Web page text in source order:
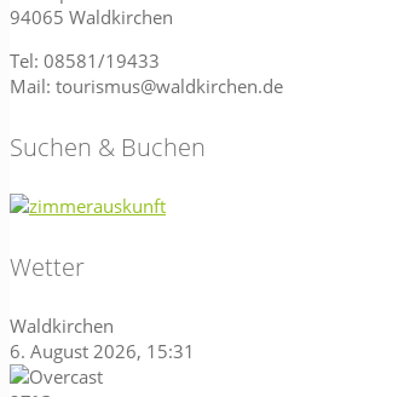
94065 Waldkirchen
Tel: 08581/19433
Mail: tourismus@waldkirchen.de
Suchen & Buchen
Wetter
Waldkirchen
6. August 2026, 15:31